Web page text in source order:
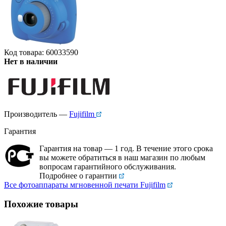
Код товара: 60033590
Нет в наличии
Производитель — Fujifilm
Гарантия
Гарантия на товар — 1 год. В течение этого срока
вы можете обратиться в наш магазин по любым
вопросам гарантийного обслуживания.
Подробнее о гарантии
Все фотоаппараты мгновенной печати Fujifilm
Похожие товары